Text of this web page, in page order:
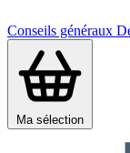
Conseils généraux
Ma sélection